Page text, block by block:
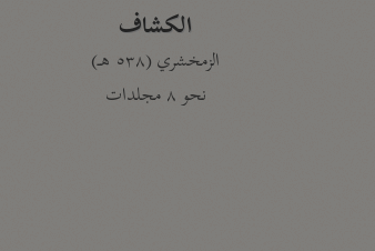
الكشاف
الزمخشري (٥٣٨ هـ)
نحو ٨ مجلدات